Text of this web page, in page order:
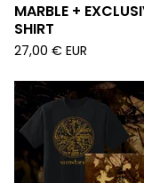
MARBLE +
SHIRT
27,00 € EUR